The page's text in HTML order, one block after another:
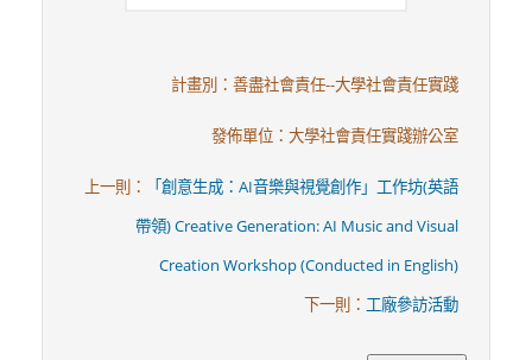
計畫別：善盡社會責任--大學社會責任實踐
發佈單位：大學社會責任實踐辦公室
上一則：
「創意生成：AI音樂與視覺創作」工作坊(英語
帶領) Creative Generation: AI Music and Visual
Creation Workshop (Conducted in English)
下一則： 工廠參訪活動